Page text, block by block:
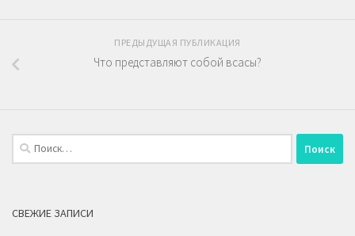
ПРЕДЫДУЩАЯ ПУБЛИКАЦИЯ
Что представляют собой всасы?
Найти:
СВЕЖИЕ ЗАПИСИ